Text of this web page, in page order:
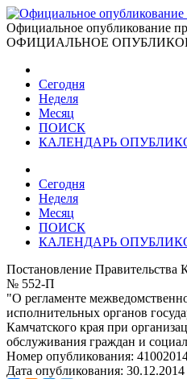
Официальное опубликование
ОФИЦИАЛЬНОЕ
Сегодня
Неделя
Месяц
ПОИСК
КАЛЕНДАРЬ
Сегодня
Неделя
Месяц
ПОИСК
КАЛЕНДАРЬ
Постановление Правительства
№ 552-П
"О регламенте
исполнительных органов
Камчатского края при
обслуживания граждан и
Номер опубликования:
Дата опубликования: 30.12.2014